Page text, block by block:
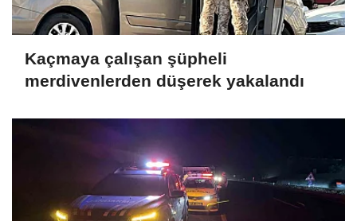
Kaçmaya çalışan şüpheli
merdivenlerden düşerek yakalandı